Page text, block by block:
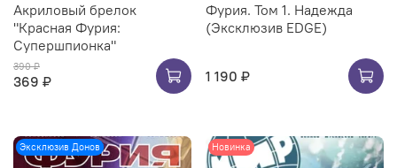
Акриловый брелок
"Красная Фурия:
Супершпионка"
390 ₽
369 ₽
Фурия. Том 1. Надежда
(Эксклюзив EDGE)
1 190 ₽
Эксклюзив Донов Новинка